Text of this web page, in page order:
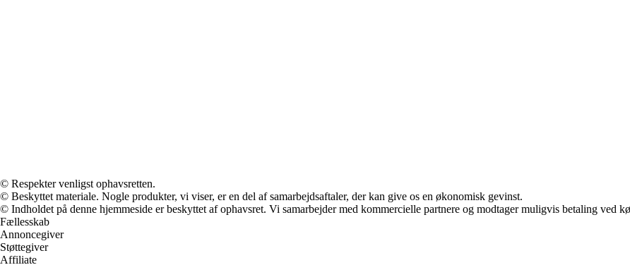
© Respekter venligst ophavsretten.
© Beskyttet materiale. Nogle produkter, vi viser, er en del af samarbejdsaftaler, der kan give os en økonomisk gevinst.
© Indholdet på denne hjemmeside er beskyttet af ophavsret. Vi samarbejder med kommercielle partnere og modtager muligvis betaling ved
Fællesskab
Annoncegiver
Støttegiver
Affiliate